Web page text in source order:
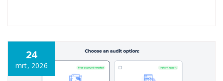
24
mrt, 2026